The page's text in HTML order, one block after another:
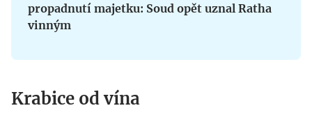
propadnutí majetku: Soud opět uznal Ratha
vinným
Krabice od vína